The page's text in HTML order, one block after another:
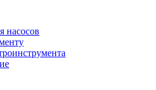
насосов